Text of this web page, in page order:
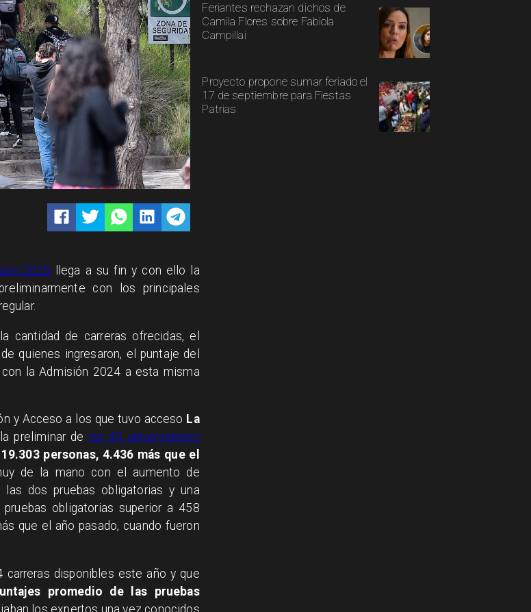
Feriantes rechazan dichos de
Camila Flores sobre Fabiola
Campillai
Proyecto propone sumar feriado el
17 de septiembre para Fiestas
Patrias
2025 llega a su fin y con ello la
con los principales
cantidad de carreras ofrecidas, el
quienes ingresaron, el puntaje del
la Admisión 2024 a esta misma
y Acceso a los que tuvo acceso La
preliminar de
las 45 universidades
personas, 4.436 más que el
de la mano con el aumento de
dos pruebas obligatorias y una
obligatorias superior a 458
que el año pasado, cuando fueron
disponibles este año y que
promedio de las pruebas
los expertos una vez conocidos